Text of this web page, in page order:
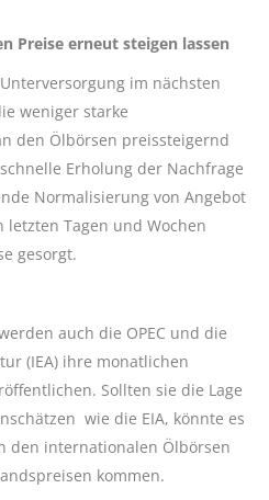
Preise erneut steigen lassen
im nächsten
weniger starke
den Ölbörsen preissteigernd
Erholung der Nachfrage
Normalisierung von Angebot
Tagen und Wochen
gesorgt.
auch die OPEC und die
(IEA) ihre monatlichen
Sollten sie die Lage
wie die EIA, könnte es
den internationalen Ölbörsen
kommen.